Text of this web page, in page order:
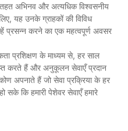
अभिनव और अत्यधिक विश्वसनीय
यह उनके ग्राहकों की विविध
करने का एक महत्वपूर्ण अवसर
प्रशिक्षण के माध्यम से, हर साल
करते हैं और अनुकूलन सेवाएँ प्रदान
अपनाते हैं जो सेवा प्रक्रिया के हर
सके कि हमारी पेशेवर सेवाएँ हमारे